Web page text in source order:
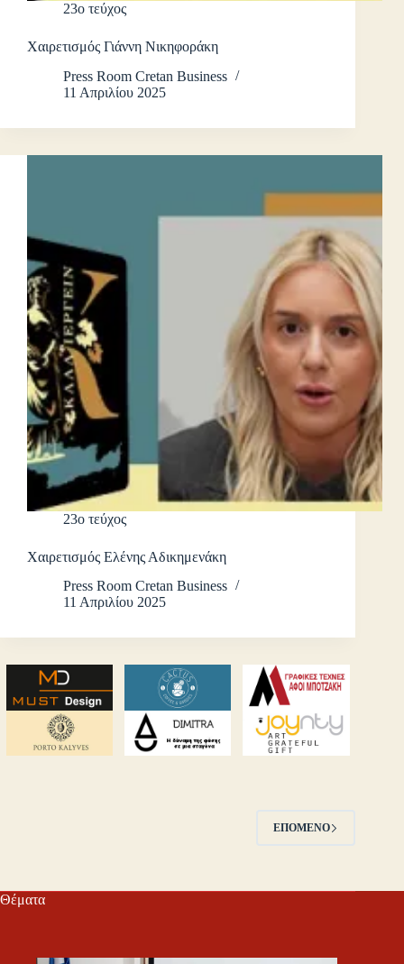
23ο τεύχος
Χαιρετισμός Γιάννη Νικηφοράκη
Press Room Cretan Business
11 Απριλίου 2025
23ο τεύχος
Χαιρετισμός Ελένης Αδικημενάκη
Press Room Cretan Business
11 Απριλίου 2025
ΕΠΌΜΕΝΟ
Θέματα